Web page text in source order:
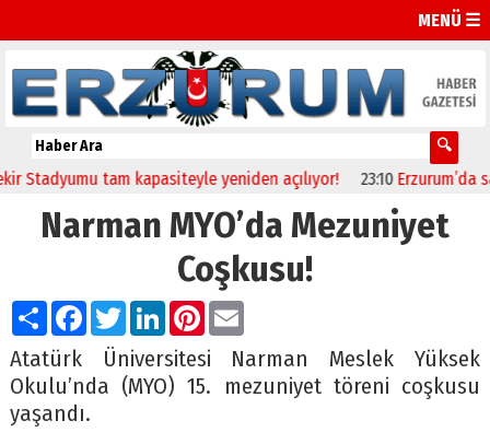
MENÜ ☰
tam kapasiteyle yeniden açılıyor! 23:10 Erzurum’da
Narman MYO’da Mezuniyet
Coşkusu!
PaylaşFacebook
TwitterLinkedIn
Pinterest
Email
Atatürk Üniversitesi Narman Meslek Yüksek
Okulu’nda (MYO) 15. mezuniyet töreni coşkusu
yaşandı.